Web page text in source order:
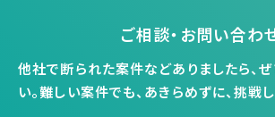
ご相談・お問い合わ
他社で断られた案件などありましたら、
い。難しい案件でも、あきらめずに、挑戦し